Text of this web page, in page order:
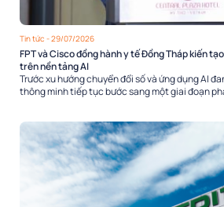
Tin tức - 29/07/2026
FPT và Cisco đồng hành y tế Đồng Tháp kiến
trên nền tảng AI
Trước xu hướng chuyển đổi số và ứng dụng AI
thông minh tiếp tục bước sang một giai đoạn